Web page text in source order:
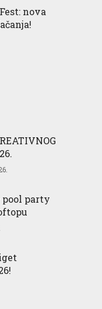
nova
pool party